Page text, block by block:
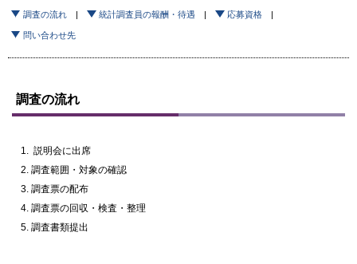
調査の流れ 統計調査員の報酬・待遇 応募資格
問い合わせ先
調査の流れ
説明会に出席
調査範囲・対象の確認
調査票の配布
調査票の回収・検査・整理
調査書類提出